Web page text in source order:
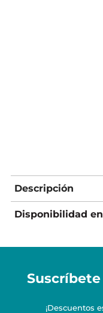
Descripción
Disponibilidad
¡Descuentos